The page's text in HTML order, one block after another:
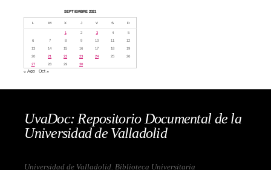
SEPTIEMBRE 2021
L M X J V S D
1 2 3 4
5
6
7 8 9 10 11
12
13
14 15 16 17 18
19
20
21 22 23 24 25
26
27
28 29 30
« Ago Oct »
UvaDoc: Repositorio Documental de la
Universidad de Valladolid
Universidad de Valladolid. Biblioteca Universitaria